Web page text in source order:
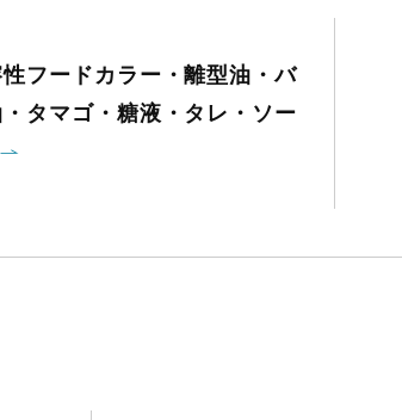
フードカラー・離型油・バ
タマゴ・糖液・タレ・ソー